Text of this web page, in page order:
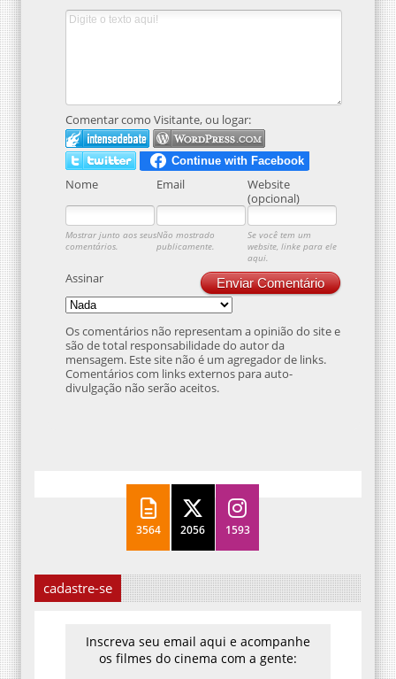
Comentar como Visitante, ou logar:
Nome Email
Website
(opcional)
Mostrar junto aos seus
comentários.
Não mostrado
publicamente.
Se você tem um
website, linke para ele
aqui.
Enviar Comentário
Assinar
Os comentários não representam a opinião do site e
são de total responsabilidade do autor da
mensagem. Este site não é um agregador de links.
Comentários com links externos para auto-
divulgação não serão aceitos.
3564 2056 1593
cadastre-se
Inscreva seu email aqui e acompanhe
os filmes do cinema com a gente: